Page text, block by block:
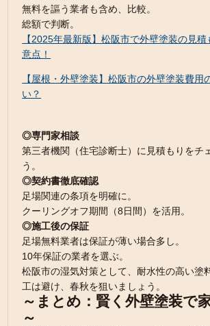
無料を謳う業者も含め、比較。
総額で判断。
【2025年最新版】松阪市で外壁塗装の見
意点！
【屋根・外壁塗装】松阪市の外壁塗装費用
い？
◎専門家相談
第三者機関（住宅診断士）に見積もりをチ
う。
◎契約書徹底確認
足場関連の条項を明確に。
クーリングオフ期間（8日間）を活用。
◎施工後の保証
足場無料業者は保証が薄い場合多し。
10年保証の業者を選ぶ。
松阪市の湿気対策として、耐水性の高い塗
工は避け、春秋を狙いましょう。
～まとめ：賢く外壁塗装で
～